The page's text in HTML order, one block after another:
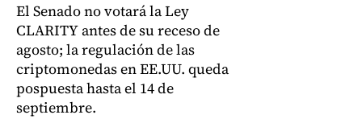
El Senado no votará la Ley
CLARITY antes de su receso de
agosto; la regulación de las
criptomonedas en EE.UU. queda
pospuesta hasta el 14 de
septiembre.